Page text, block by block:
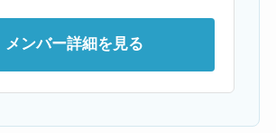
メンバー詳細を見る